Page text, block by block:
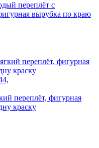
переплёт с
вырубка по краю
переплёт, фигурная
краску